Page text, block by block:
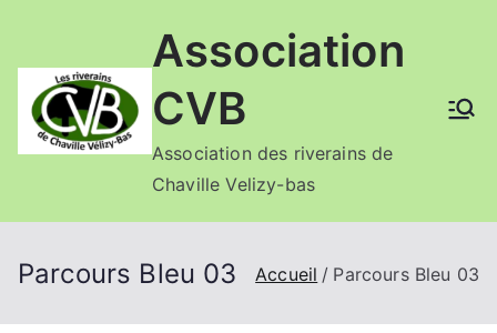
contenu
Association
CVB
Association des riverains de
Chaville Velizy-bas
Parcours Bleu 03 Accueil Parcours Bleu 03